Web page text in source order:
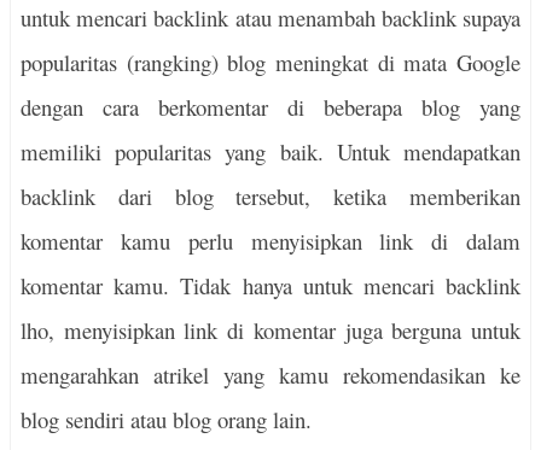
untuk mencari backlink atau menambah backlink supaya
popularitas (rangking) blog meningkat di mata Google
dengan cara berkomentar di beberapa blog yang
memiliki popularitas yang baik. Untuk mendapatkan
backlink dari blog tersebut, ketika memberikan
komentar kamu perlu menyisipkan link di dalam
komentar kamu. Tidak hanya untuk mencari backlink
lho, menyisipkan link di komentar juga berguna untuk
mengarahkan atrikel yang kamu rekomendasikan ke
blog sendiri atau blog orang lain.